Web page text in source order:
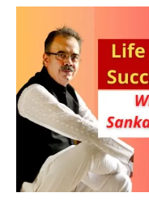
Will
Power
&
Determination
Achieve
Goals